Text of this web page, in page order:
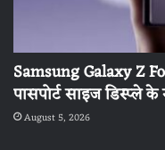
Samsung Galaxy Z
पासपोर्ट साइज डिस्प्ले
August 5, 2026